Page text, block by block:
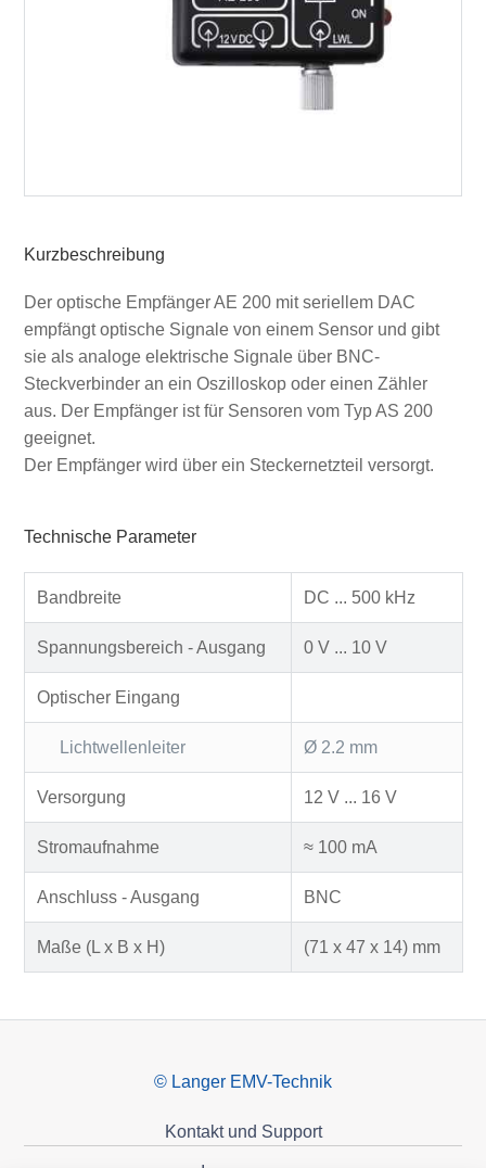
Kurzbeschreibung
Der optische Empfänger AE 200 mit seriellem DAC
empfängt optische Signale von einem Sensor und gibt
sie als analoge elektrische Signale über BNC-
Steckverbinder an ein Oszilloskop oder einen Zähler
aus. Der Empfänger ist für Sensoren vom Typ AS 200
geeignet.
Der Empfänger wird über ein Steckernetzteil versorgt.
Technische Parameter
Bandbreite DC ... 500 kHz
Spannungsbereich - Ausgang 0 V ... 10 V
Optischer Eingang
Lichtwellenleiter Ø 2.2 mm
Versorgung 12 V ... 16 V
Stromaufnahme ≈ 100 mA
Anschluss - Ausgang BNC
Maße (L x B x H) (71 x 47 x 14) mm
© Langer EMV-Technik
Kontakt und Support